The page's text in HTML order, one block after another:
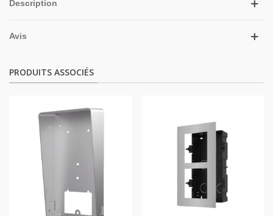
Description
Avis
PRODUITS ASSOCIÉS